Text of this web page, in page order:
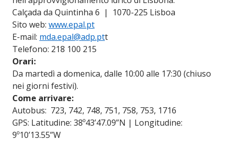
Calçada da Quintinha 6 | 1070-225 Lisboa
Sito web: www.epal.pt
E-mail: mda.epal@adp.ptt
Telefono: 218 100 215
Orari:
Da martedì a domenica, dalle 10:00 alle 17:30 (chiuso
nei giorni festivi).
Come arrivare:
Autobus: 723, 742, 748, 751, 758, 753, 1716
GPS: Latitudine: 38º43’47.09”N | Longitudine:
9º10’13.55”W